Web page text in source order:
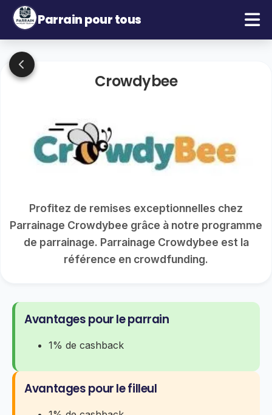
Parrain pour tous
Crowdybee
Profitez de remises exceptionnelles chez
Parrainage Crowdybee grâce à notre programme
de parrainage. Parrainage Crowdybee est la
référence en crowdfunding.
Avantages pour le parrain
1% de cashback
Avantages pour le filleul